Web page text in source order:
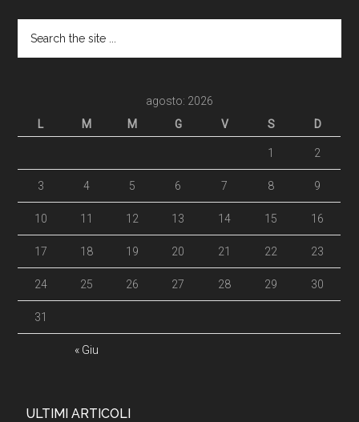
agosto: 2026
L
M M G V S D
« Giu
1 2
3 4 5 6 7 8 9
10 11 12 13 14 15 16
17 18 19 20 21 22 23
24 25 26 27 28 29 30
31
ULTIMI ARTICOLI